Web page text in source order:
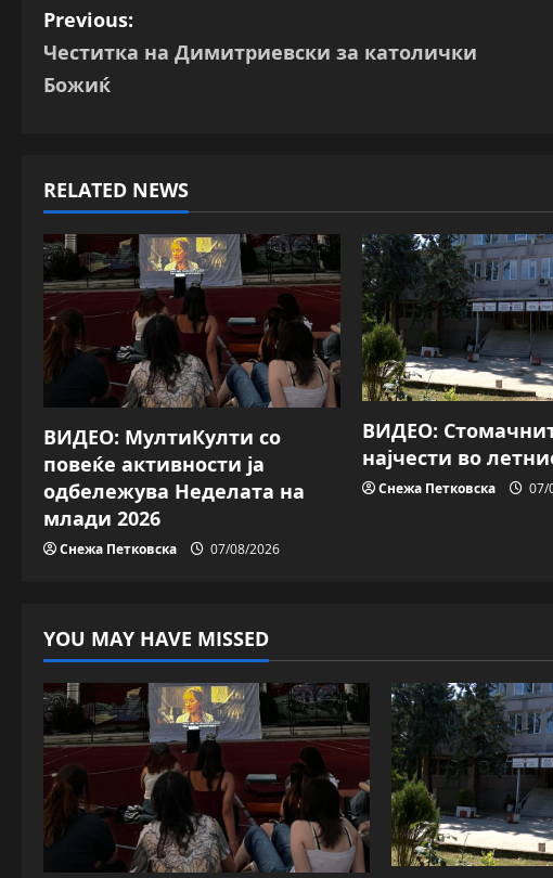
P
o
n
a
v
i
g
a
t
i
o
Previous:
Честитка на Димитриевски за католички
Божиќ
RELATED NEWS
ВИДЕО: МултиКулти со
повеќе активности ја
одбележува Неделата на
млади 2026
Снежа Петковска 07/08/2026
ВИДЕО:
најчести во
Снежа Петковска 07/
YOU MAY HAVE MISSED